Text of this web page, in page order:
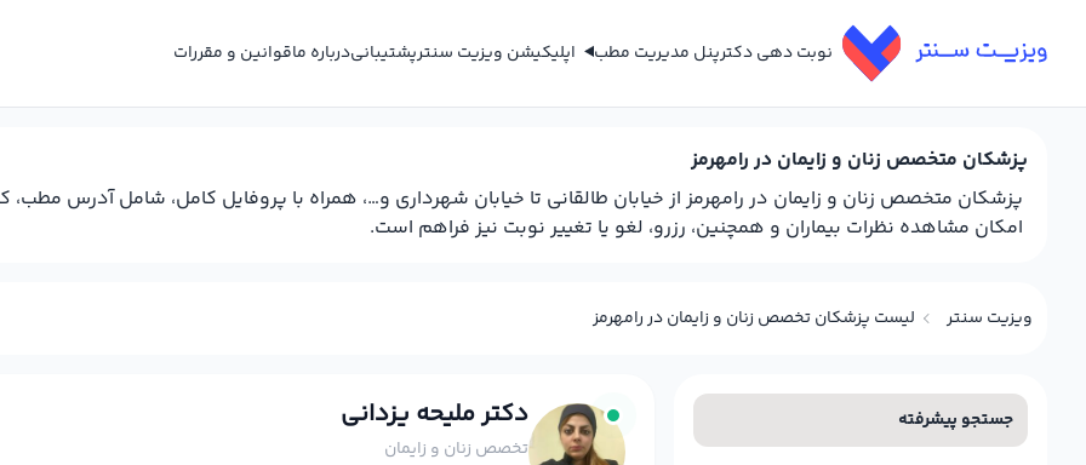
نوبت دهی دکترپنل مدیریت مطب اپلیکیشن ویزیت سنترپشتیبانیدرباره ماقوانین و مقررات
پزشکان متخصص زنان و زایمان در رامهرمز
پزشکان متخصص زنان و زایمان در رامهرمز از خیابان طالقانی تا خیابان شهرداری و…، همراه با پروفایل کامل، شامل آدرس
امکان مشاهده نظرات بیماران و همچنین، رزرو، لغو یا تغییر نوبت نیز فراهم است.
ویزیت سنتر لیست پزشکان تخصص زنان و زایمان در رامهرمز
دکتر ملیحه یزدانی
تخصص زنان و زایمان
جستجو پیشرفته